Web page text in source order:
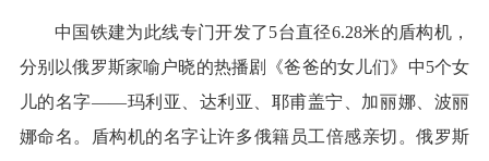
中国铁建为此线专门开发了5台直径6.28米的盾构机，
分别以俄罗斯家喻户晓的热播剧《爸爸的女儿们》中5个女
儿的名字——玛利亚、达利亚、耶甫盖宁、加丽娜、波丽
娜命名。盾构机的名字让许多俄籍员工倍感亲切。俄罗斯